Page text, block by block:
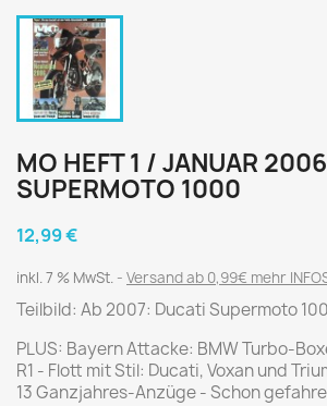
MO HEFT 1 / JANUAR
SUPERMOTO 1000
12,99 €
inkl. 7 % MwSt. Versand ab 0,99€ mehr
Teilbild: Ab 2007: Ducati Supermoto
PLUS: Bayern Attacke: BMW Turbo-
R1 - Flott mit Stil: Ducati, Voxan und
13 Ganzjahres-Anzüge - Schon